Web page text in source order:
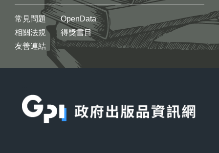
常見問題
相關法規
友善連結
OpenData
得獎書目